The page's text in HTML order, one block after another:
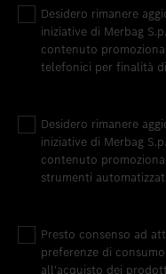
Desidero rimanere
iniziative di Merbag
contenuto
telefonici per finalità
Desidero rimanere
iniziative di Merbag
contenuto
strumenti
Presto consenso ad
preferenze di
all'acquisto dei